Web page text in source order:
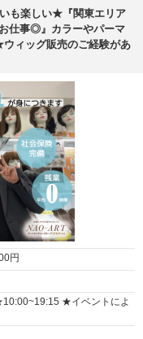
も楽しい★『関東エリア
仕事◎』カラーやパーマ
ィッグ販売のご経験があ
円
★イベントによ